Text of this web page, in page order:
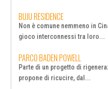
BUJU RESIDENCE
Non è comune nemmeno in
gioco interconnessi tra loro...
PARCO BADEN POWELL
Parte di un progetto di
propone di ricucire, dal...